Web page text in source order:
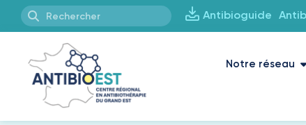
Antibioguide
Notre réseau